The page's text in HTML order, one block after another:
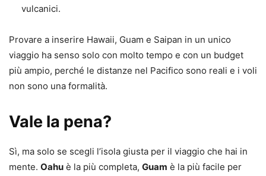
vulcanici.
Provare a inserire Hawaii, Guam e Saipan in un unico
viaggio ha senso solo con molto tempo e con un budget
più ampio, perché le distanze nel Pacifico sono reali e i voli
non sono una formalità.
Vale la pena?
Sì, ma solo se scegli l’isola giusta per il viaggio che hai in
mente. Oahu è la più completa, Guam è la più facile per